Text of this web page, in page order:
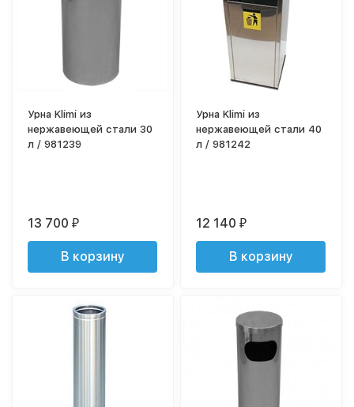
Урна Klimi из
нержавеющей стали 30
л / 981239
13 700₽
В корзину
Урна Klimi из
нержавеющей стали 40
л / 981242
12 140₽
В корзину